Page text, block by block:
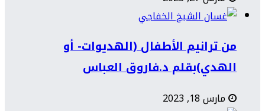
من ترانيم الأطفال (الهديوات- أو
الهدي)بقلم د.فاروق العباس
مارس 18, 2023